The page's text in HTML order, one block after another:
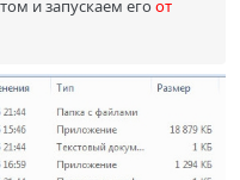
и запускаем его от